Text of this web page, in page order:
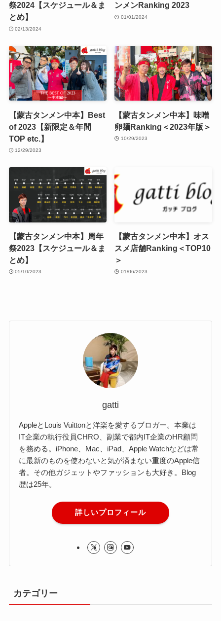
祭2024【スケジュール＆ま
とめ】
02/13/2024
ンメンRanking 2023
01/01/2024
【蒙古タンメン中本】Best
of 2023【新限定＆年間
TOP etc.】
12/29/2023
【蒙古タンメン中本】味噌
卵麺Ranking＜2023年版＞
10/29/2023
【蒙古タンメン中本】周年
祭2023【スケジュール＆ま
とめ】
05/10/2023
【蒙古タンメン中本】オス
スメ店舗Ranking＜TOP10
＞
01/06/2023
gatti
AppleとLouis Vuittonと洋楽を愛するブロガー。本業は
IT企業の執行役員CHRO、副業で都内IT企業のHR顧問
を務める。iPhone、Mac、iPad、Apple Watchなどは常
に最新のものを使わないと気が済まない重度のApple信
者。その他ガジェットやファッションも大好き。Blog
歴は25年。
詳しいプロフィール
カテゴリー